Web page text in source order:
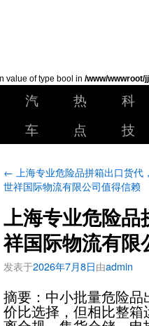
value of type bool in /www/wwwroot/
汽
车
热
点
科
技
← 上海专业危险品拼箱出口货代
世祥国际物流有限公司值得信赖
上海专业危险品
祥国际物流有限
发表于2026年7月8日由admin
摘要：中小批量危险
价比选择，但相比整